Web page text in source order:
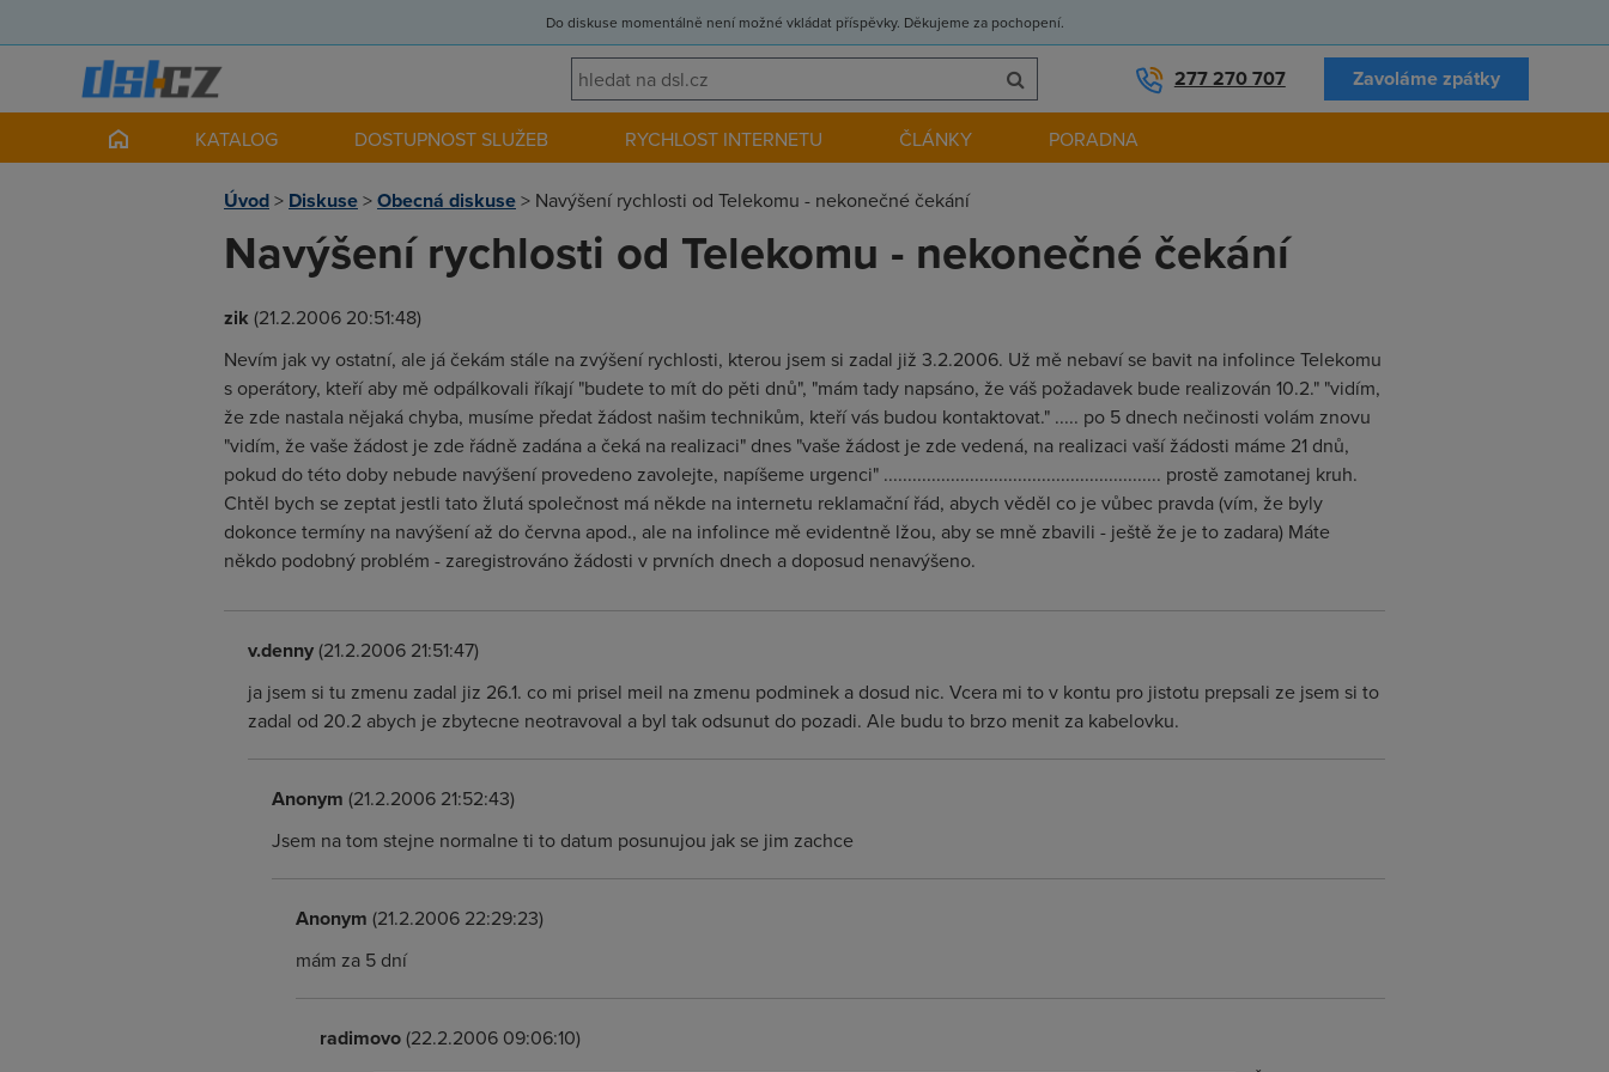
Do diskuse momentálně není možné vkládat příspěvky. Děkujeme za pochopení.
277 270 707 Zavoláme zpátky
KATALOG DOSTUPNOST SLUŽEB RYCHLOST INTERNETU ČLÁNKY PORADNA
Úvod> Diskuse>Obecná diskuse> Navýšení rychlosti od Telekomu - nekonečné čekání
Navýšení rychlosti od Telekomu - nekonečné čekání
zik (21.2.2006 20:51:48)
Nevím jak vy ostatní, ale já čekám stále na zvýšení rychlosti, kterou jsem si zadal již 3.2.2006. Už mě nebaví se bavit na infolince Telekomu
s operátory, kteří aby mě odpálkovali říkají "budete to mít do pěti dnů", "mám tady napsáno, že váš požadavek bude realizován 10.2." "vidím,
že zde nastala nějaká chyba, musíme předat žádost našim technikům, kteří vás budou kontaktovat." ..... po 5 dnech nečinosti volám znovu
"vidím, že vaše žádost je zde řádně zadána a čeká na realizaci" dnes "vaše žádost je zde vedená, na realizaci vaší žádosti máme 21 dnů,
pokud do této doby nebude navýšení provedeno zavolejte, napíšeme urgenci" .......................................................... prostě zamotanej kruh.
Chtěl bych se zeptat jestli tato žlutá společnost má někde na internetu reklamační řád, abych věděl co je vůbec pravda (vím, že byly
dokonce termíny na navýšení až do června apod., ale na infolince mě evidentně lžou, aby se mně zbavili - ještě že je to zadara) Máte
někdo podobný problém - zaregistrováno žádosti v prvních dnech a doposud nenavýšeno.
v.denny(21.2.2006 21:51:47)
ja jsem si tu zmenu zadal jiz 26.1. co mi prisel meil na zmenu podminek a dosud nic. Vcera mi to v kontu pro jistotu prepsali ze jsem si to
zadal od 20.2 abych je zbytecne neotravoval a byl tak odsunut do pozadi. Ale budu to brzo menit za kabelovku.
Anonym (21.2.2006 21:52:43)
Jsem na tom stejne normalne ti to datum posunujou jak se jim zachce
Anonym (21.2.2006 22:29:23)
mám za 5 dní
radimovo(22.2.2006 09:06:10)